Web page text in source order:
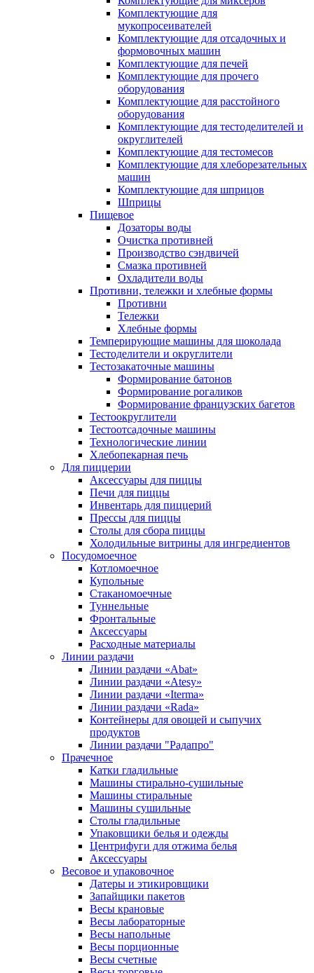
Комплектующие для
мукопросеивателей
Комплектующие для отсадочных и
формовочных машин
Комплектующие для печей
Комплектующие для прочего
оборудования
Комплектующие для расстойного
оборудования
Комплектующие для тестоделителей и
округлителей
Комплектующие для тестомесов
Комплектующие для хлеборезательных
машин
Комплектующие для шприцов
Шприцы
Пищевое
Дозаторы воды
Очистка противней
Производство сэндвичей
Смазка противней
Охладители воды
Противни, тележки и хлебные формы
Противни
Тележки
Хлебные формы
Темперирующие машины для шоколада
Тестоделители и округлители
Тестозакаточные машины
Формирование батонов
Формирование рогаликов
Формирование французских багетов
Тестоокруглители
Тестоотсадочные машины
Технологические линии
Хлебопекарная печь
Для пиццерии
Аксессуары для пиццы
Печи для пиццы
Инвентарь для пиццерий
Прессы для пиццы
Столы для сбора пиццы
Холодильные витрины для ингредиентов
Посудомоечное
Котломоечное
Купольные
Стаканомоечные
Туннельные
Фронтальные
Аксессуары
Расходные материалы
Линии раздачи
Линии раздачи «Abat»
Линии раздачи «Atesy»
Линии раздачи «Iterma»
Линии раздачи «Rada»
Контейнеры для овощей и сыпучих
продуктов
Линии раздачи "Радапро"
Прачечное
Катки гладильные
Машины стирально-сушильные
Машины стиральные
Машины сушильные
Столы гладильные
Упаковщики белья и одежды
Центрифуги для отжима белья
Аксессуары
Весовое и упаковочное
Датеры и этикировщики
Запайщики пакетов
Весы крановые
Весы лабораторные
Весы напольные
Весы порционные
Весы счетные